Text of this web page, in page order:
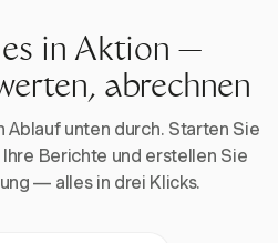
es in Aktion —
abrechnen
Ablauf unten durch. Starten Sie
Berichte und erstellen Sie
— alles in drei Klicks.